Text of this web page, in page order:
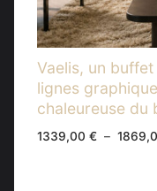
Vaelis, un
lignes
chaleureuse du
1339,00 € –